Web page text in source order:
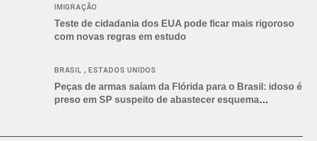
IMIGRAÇÃO
Teste de cidadania dos EUA pode ficar mais rigoroso
com novas regras em estudo
BRASIL , ESTADOS UNIDOS
Peças de armas saíam da Flórida para o Brasil: idoso é
preso em SP suspeito de abastecer esquema